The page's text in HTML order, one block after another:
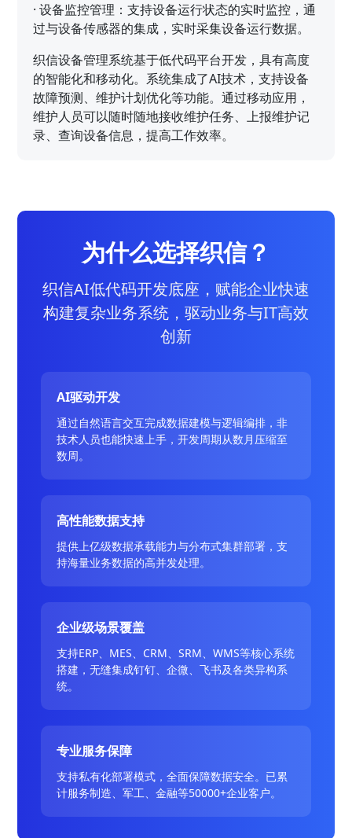
·设备监控管理：支持设备运行状态的实时监控，通
过与设备传感器的集成，实时采集设备运行数据。
织信设备管理系统基于低代码平台开发，具有高度
的智能化和移动化。系统集成了AI技术，支持设备
故障预测、维护计划优化等功能。通过移动应用，
维护人员可以随时随地接收维护任务、上报维护记
录、查询设备信息，提高工作效率。
为什么选择织信？
织信AI低代码开发底座，赋能企业快速
构建复杂业务系统，驱动业务与IT高效
创新
AI驱动开发
通过自然语言交互完成数据建模与逻辑编排，非
技术人员也能快速上手，开发周期从数月压缩至
数周。
高性能数据支持
提供上亿级数据承载能力与分布式集群部署，支
持海量业务数据的高并发处理。
企业级场景覆盖
支持ERP、MES、CRM、SRM、WMS等核心系统
搭建，无缝集成钉钉、企微、飞书及各类异构系
统。
专业服务保障
支持私有化部署模式，全面保障数据安全。已累
计服务制造、军工、金融等50000+企业客户。